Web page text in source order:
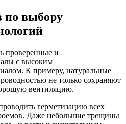
по выбору
проверенные и
с высоким
К примеру, натуральные
не только сохраняют
вентиляцию.
герметизацию всех
Даже небольшие трещины